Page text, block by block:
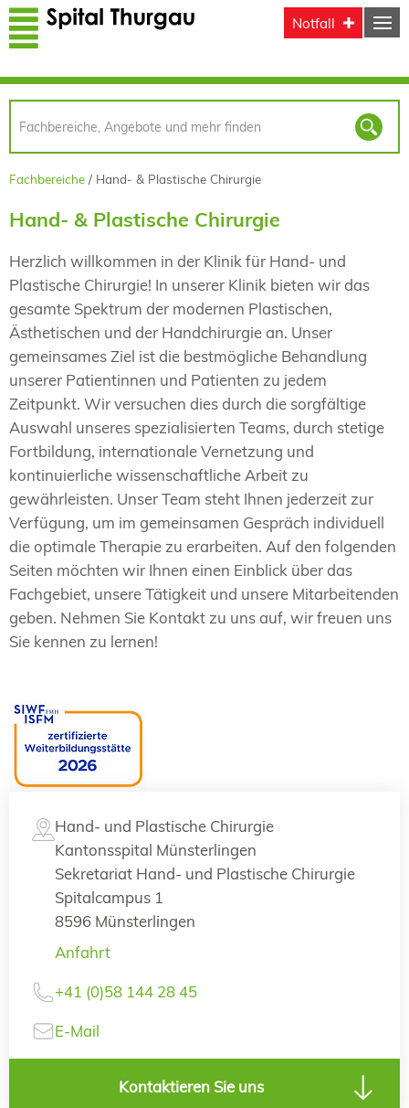
Direkt zum Inhalt
Notfall
Fachbereiche Hand- & Plastische Chirurgie
Hand- & Plastische Chirurgie
Herzlich willkommen in der Klinik für Hand- und
Plastische Chirurgie! In unserer Klinik bieten wir das
gesamte Spektrum der modernen Plastischen,
Ästhetischen und der Handchirurgie an. Unser
gemeinsames Ziel ist die bestmögliche Behandlung
unserer Patientinnen und Patienten zu jedem
Zeitpunkt. Wir versuchen dies durch die sorgfältige
Auswahl unseres spezialisierten Teams, durch stetige
Fortbildung, internationale Vernetzung und
kontinuierliche wissenschaftliche Arbeit zu
gewährleisten. Unser Team steht Ihnen jederzeit zur
Verfügung, um im gemeinsamen Gespräch individuell
die optimale Therapie zu erarbeiten. Auf den folgenden
Seiten möchten wir Ihnen einen Einblick über das
Fachgebiet, unsere Tätigkeit und unsere Mitarbeitenden
geben. Nehmen Sie Kontakt zu uns auf, wir freuen uns
Sie kennen zu lernen!
Hand- und Plastische Chirurgie
Kantonsspital Münsterlingen
Sekretariat Hand- und Plastische Chirurgie
Spitalcampus 1
8596 Münsterlingen
Anfahrt
+41 (0)58 144 28 45
E-Mail
Kontaktieren Sie uns